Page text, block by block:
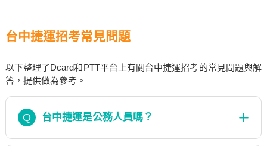
台中捷運招考常見問題
以下整理了Dcard和PTT平台上有關台中捷運招考的常見問題與解
答，提供做為參考。
Q 台中捷運是公務人員嗎？